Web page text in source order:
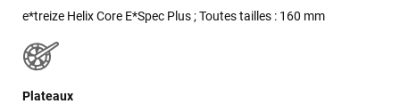
e*treize Helix Core E*Spec Plus ; Toutes tailles : 160 mm
Plateaux